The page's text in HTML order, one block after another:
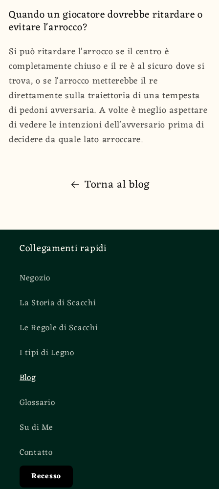
Quando un giocatore dovrebbe ritardare o
evitare l'arrocco?
Si può ritardare l'arrocco se il centro è
completamente chiuso e il re è al sicuro dove si
trova, o se l'arrocco metterebbe il re
direttamente sulla traiettoria di una tempesta
di pedoni avversaria. A volte è meglio aspettare
di vedere le intenzioni dell'avversario prima di
decidere da quale lato arroccare.
Torna al blog
Collegamenti rapidi
Negozio
La Storia di Scacchi
Le Regole di Scacchi
I tipi di Legno
Blog
Glossario
Su di Me
Contatto
Recesso